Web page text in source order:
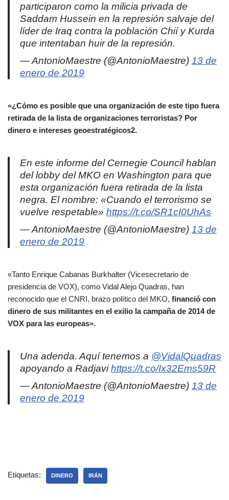
participaron como la milicia privada de
Saddam Hussein en la represión salvaje del
líder de Iraq contra la población Chií y Kurda
que intentaban huir de la represión.
— AntonioMaestre (@AntonioMaestre) 13 de
enero de 2019
«¿Cómo es posible que una organización de este tipo fuera
retirada de la lista de organizaciones terroristas? Por
dinero e intereses geoestratégicos2.
En este informe del Cernegie Council hablan
del lobby del MKO en Washington para que
esta organización fuera retirada de la lista
negra. El nombre: «Cuando el terrorismo se
vuelve respetable» https://t.co/SR1cI0UhAs
— AntonioMaestre (@AntonioMaestre) 13 de
enero de 2019
«Tanto Enrique Cabanas Burkhalter (Vicesecretario de
presidencia de VOX), como Vidal Alejo Quadras, han
reconocido que el CNRI, brazo político del MKO, financió con
dinero de sus militantes en el exilio la campaña de 2014 de
VOX para las europeas».
Una adenda. Aquí tenemos a @VidalQuadras
apoyando a Radjavihttps://t.co/Ix32Ems59R
— AntonioMaestre (@AntonioMaestre) 13 de
enero de 2019
Etiquetas: DINERO IRÁN